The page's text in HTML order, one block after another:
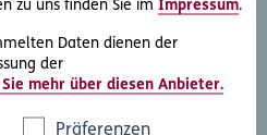
zu uns finden Sie im Impressum.
Daten dienen der
der
Sie mehr über diesen Anbieter.
Präferenzen